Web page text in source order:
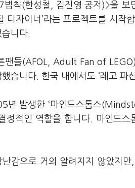
법칙(한성철, 김진영 공저)>을
디자이너’라는 프로젝트를 시작
니다.
팬들(AFOL, Adult Fan of
습니다. 한국 내에서도 ‘레고 파
년 발생한 ‘마인드스톰스
정적인 역할을 합니다. 마인드
감으로 거의 알려지지 않았지